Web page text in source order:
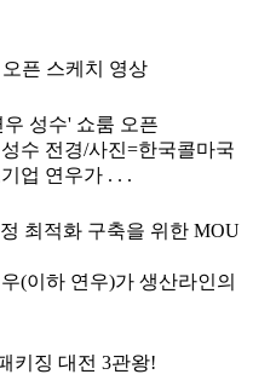
픈 스케치 영상
성수' 쇼룸 오픈
수 전경/사진=한국콜마국
업 연우가 . . .
최적화 구축을 위한 MOU
(이하 연우)가 생산라인의
키징 대전 3관왕!